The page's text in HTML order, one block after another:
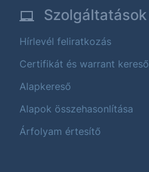
Szolgáltatások
Hírlevél feliratkozás
Certifikát és warrant kereső
Alapkereső
Alapok összehasonlítása
Árfolyam értesítő